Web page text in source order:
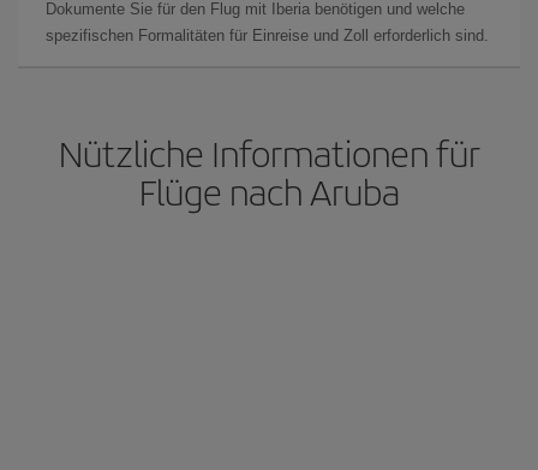
Dokumente Sie für den Flug mit Iberia benötigen und welche
spezifischen Formalitäten für Einreise und Zoll erforderlich sind.
Nützliche Informationen für
Flüge nach Aruba